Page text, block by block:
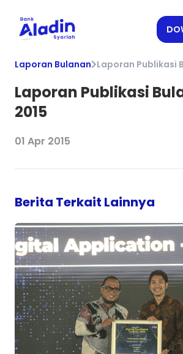
Laporan Bulanan Laporan Publikasi
Laporan Publikasi
2015
01 Apr 2015
Berita Terkait Lainnya